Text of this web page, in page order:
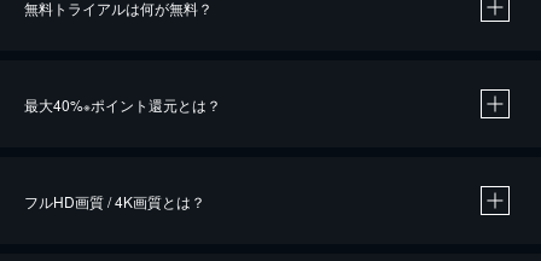
無料トライアルは何が無料？
最大40%※ポイント還元とは？
フルHD画質 / 4K画質とは？